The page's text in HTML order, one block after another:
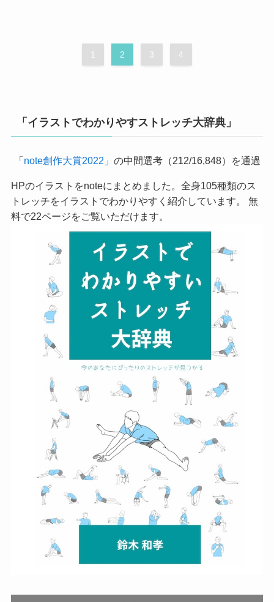
1 2 3 4
「イラストでわかりやすストレッチ大辞典」
「note創作大賞2022 」の中間選考（212/16,848）を通過
HPのイラストをnoteにまとめました。全身105種類のス
トレッチをイラストでわかりやすく紹介しています。 無
料で22ページをご覧いただけます。